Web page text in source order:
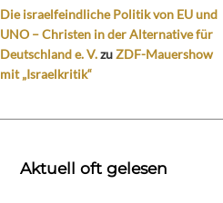
Die israelfeindliche Politik von EU und
UNO – Christen in der Alternative für
Deutschland e. V.zuZDF-Mauershow
mit „Israelkritik“
Aktuell oft gelesen